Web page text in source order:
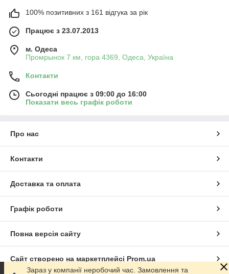
100% позитивних з 161 відгука за рік
Працює з 23.07.2013
м. Одеса
Промрынок 7 км, гора 4369, Одеса, Україна
Контакти
Сьогодні працює з 09:00 до 16:00
Показати весь графік роботи
Про нас
Контакти
Доставка та оплата
Графік роботи
Повна версія сайту
Сайт створено на маркетплейсі Prom.ua
Зараз у компанії неробочий час. Замовлення та